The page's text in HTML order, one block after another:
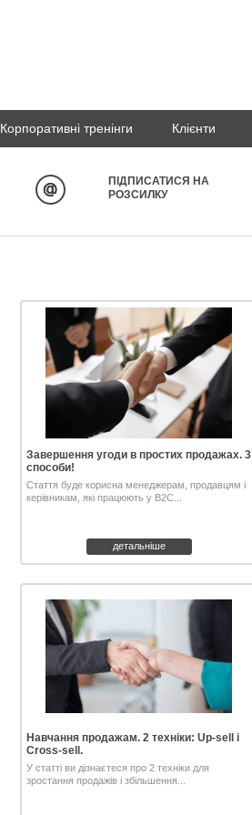
Корпоративні тренінги Клієнти
ПІДПИСАТИСЯ НА
РОЗСИЛКУ
Завершення угоди в простих продажах. 3
способи!
Стаття буде корисна менеджерам, продавцям і
керівникам, які працюють у В2С...
детальніше
Навчання продажам. 2 техніки: Up-sell і
Cross-sell.
У статті ви дізнаєтеся про 2 техніки для
зростання продажів і збільшення...